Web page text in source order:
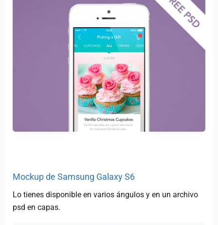
Mockup de Samsung Galaxy S6
Lo tienes disponible en varios ángulos y en un archivo
psd en capas.